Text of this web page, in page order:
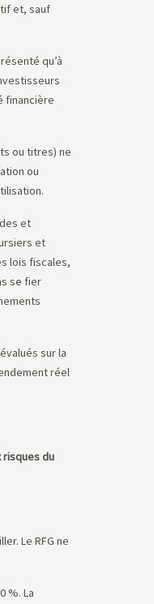
et, sauf
qu’à
financière
ou titres) ne
ou
et
et
lois fiscales,
se fier
sur la
réel
risques du
Le RFG ne
%. La